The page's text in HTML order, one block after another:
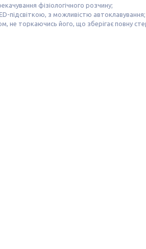
фізіологічного розчину;
підсвіткою, з можливістю автоклавування;
не торкаючись його, що зберігає повну